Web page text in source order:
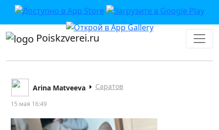
Poiskzverei.ru
Arina Matveeva Саратов
15 мая 16:49